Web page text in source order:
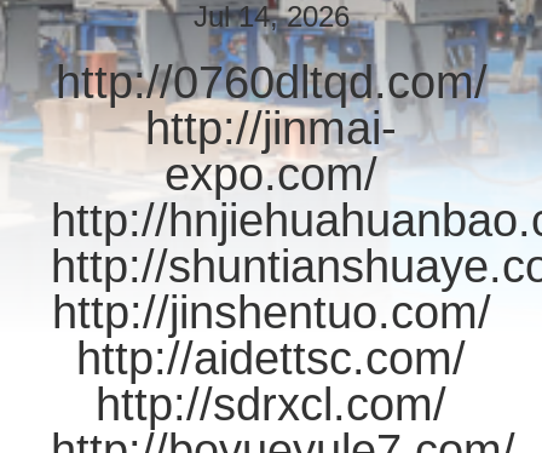
भ्रमण
गुणवत्ता
नियंत्रण
संपर्क
समाचार
साइटमैप
Jul 14, 2026
http://0760dltqd.com/
http://jinmai-
expo.com/
http://
http://
http://jinshentuo.com/
http://aidettsc.com/
http://sdrxcl.com/